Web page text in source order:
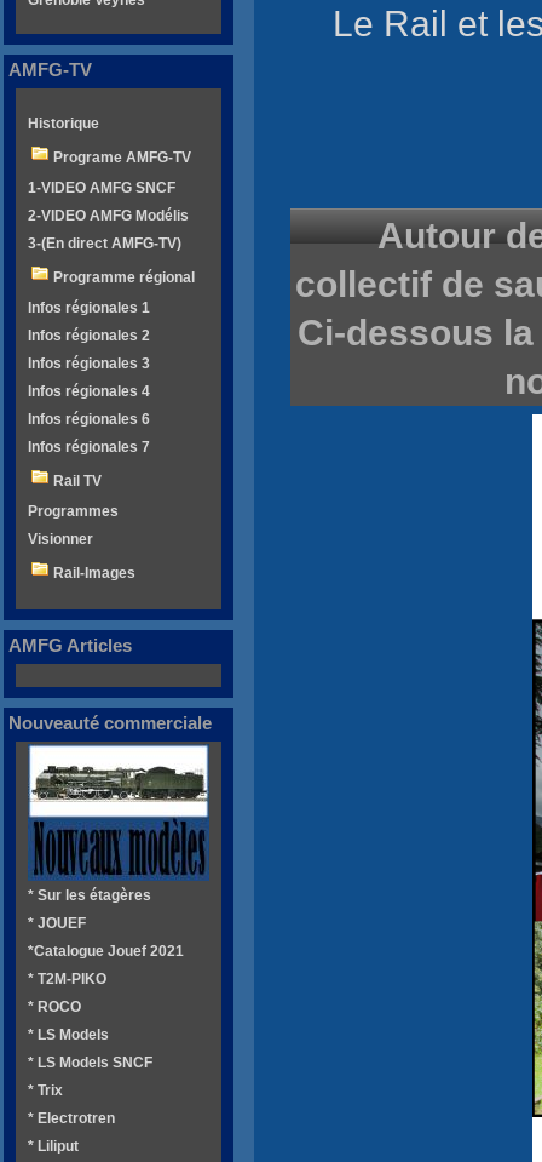
Le Rail et
Autour
collectif de
Ci-dessous
AMFG-TV
Historique
Programe AMFG-TV
1-VIDEO AMFG SNCF
2-VIDEO AMFG Modélis
3-(En direct AMFG-TV)
Programme régional
Infos régionales 1
Infos régionales 2
Infos régionales 3
Infos régionales 4
Infos régionales 6
Infos régionales 7
Rail TV
Programmes
Visionner
Rail-Images
AMFG Articles
Nouveauté commerciale
* Sur les étagères
* JOUEF
*Catalogue Jouef 2021
* T2M-PIKO
* ROCO
* LS Models
* LS Models SNCF
* Trix
* Electrotren
* Liliput